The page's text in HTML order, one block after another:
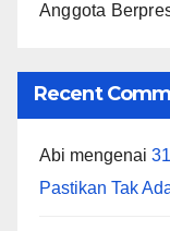
Anggota
Recent
Abi mengenai
Pastikan Tak